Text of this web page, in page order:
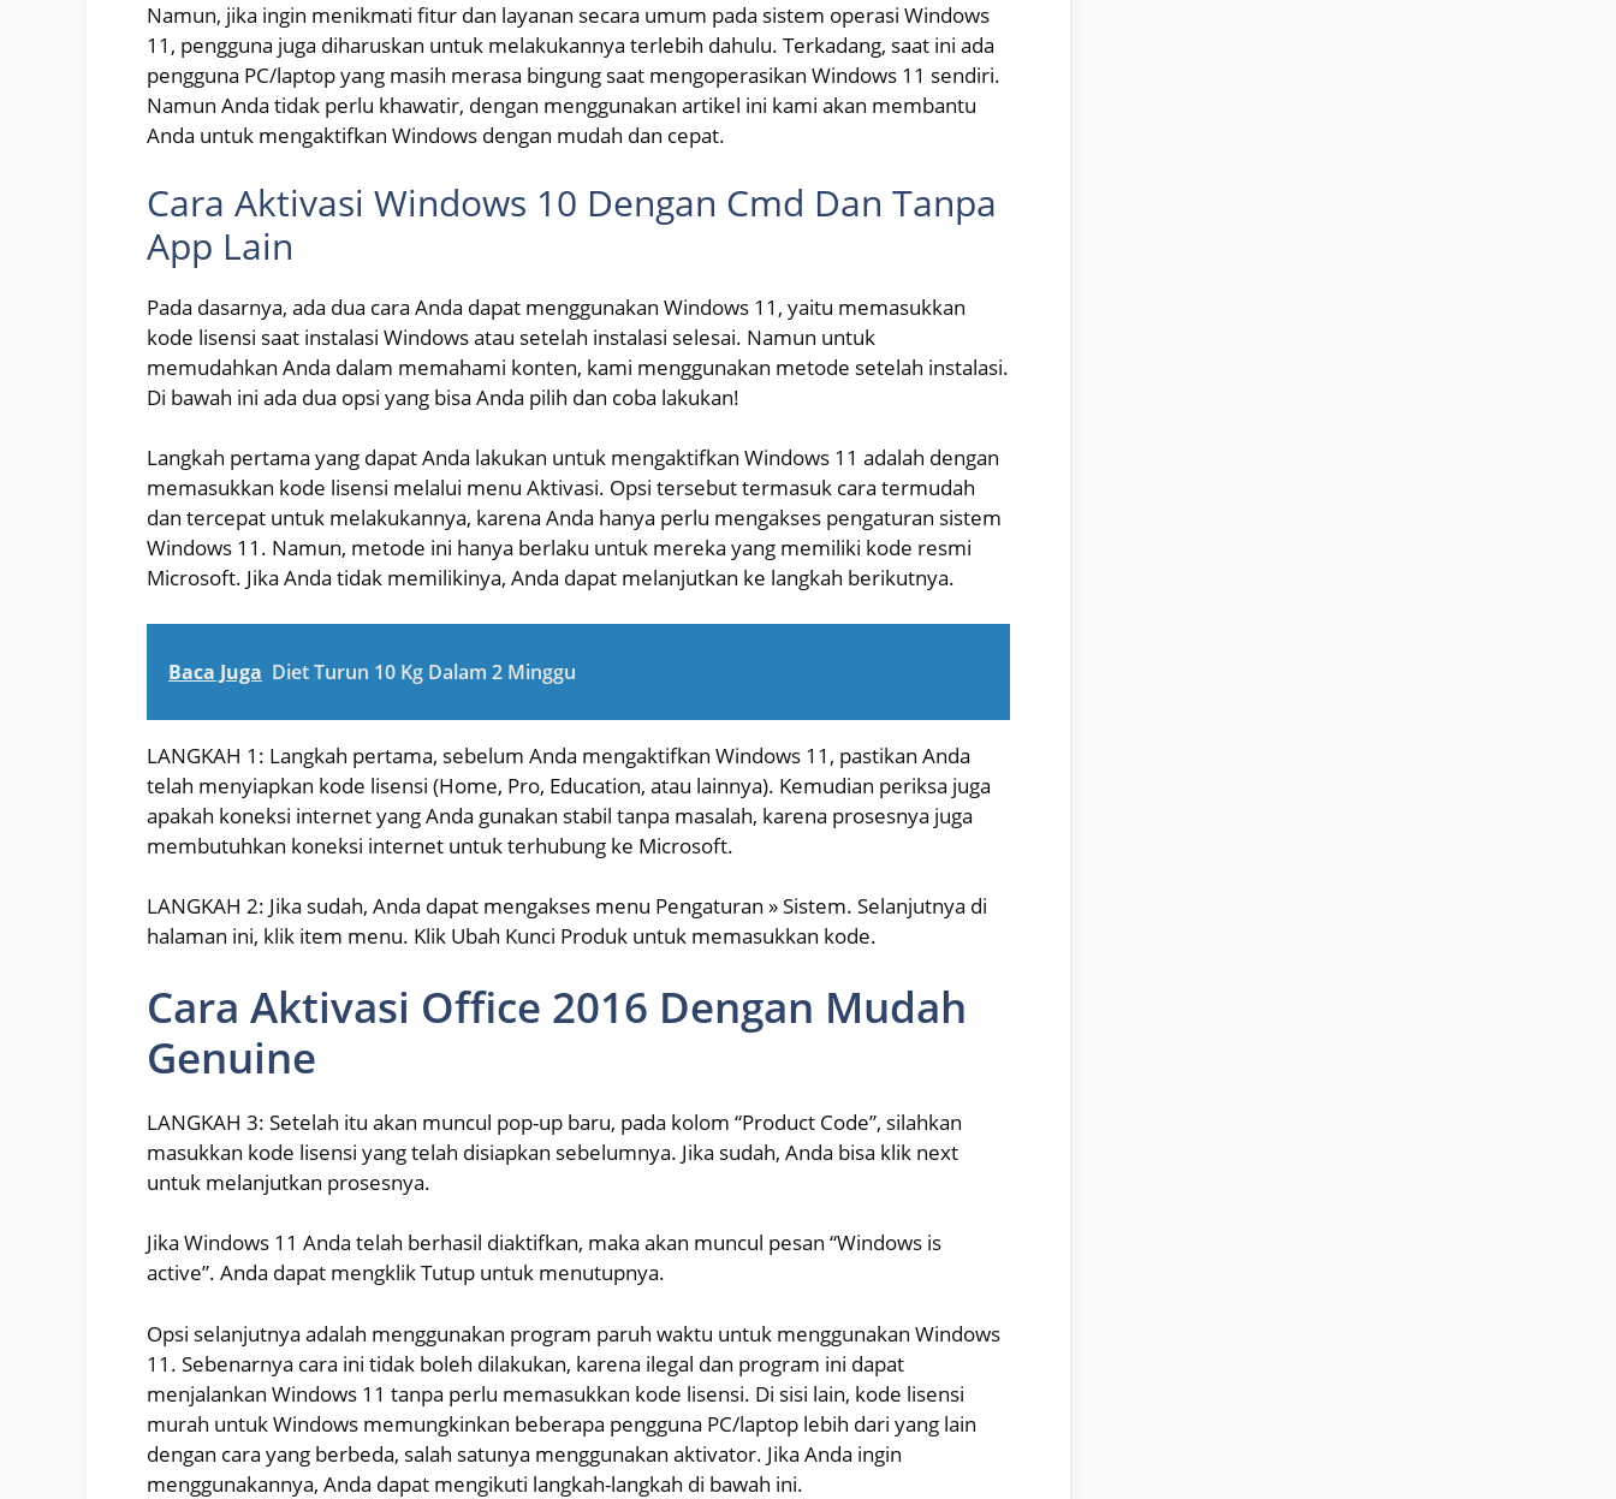
Namun, jika ingin menikmati fitur dan layanan secara umum pada sistem operasi Windows
11, pengguna juga diharuskan untuk melakukannya terlebih dahulu. Terkadang, saat ini ada
pengguna PC/laptop yang masih merasa bingung saat mengoperasikan Windows 11 sendiri.
Namun Anda tidak perlu khawatir, dengan menggunakan artikel ini kami akan membantu
Anda untuk mengaktifkan Windows dengan mudah dan cepat.
Cara Aktivasi Windows 10 Dengan Cmd Dan Tanpa
App Lain
Pada dasarnya, ada dua cara Anda dapat menggunakan Windows 11, yaitu memasukkan
kode lisensi saat instalasi Windows atau setelah instalasi selesai. Namun untuk
memudahkan Anda dalam memahami konten, kami menggunakan metode setelah instalasi.
Di bawah ini ada dua opsi yang bisa Anda pilih dan coba lakukan!
Langkah pertama yang dapat Anda lakukan untuk mengaktifkan Windows 11 adalah dengan
memasukkan kode lisensi melalui menu Aktivasi. Opsi tersebut termasuk cara termudah
dan tercepat untuk melakukannya, karena Anda hanya perlu mengakses pengaturan sistem
Windows 11. Namun, metode ini hanya berlaku untuk mereka yang memiliki kode resmi
Microsoft. Jika Anda tidak memilikinya, Anda dapat melanjutkan ke langkah berikutnya.
Baca Juga Diet Turun 10 Kg Dalam 2 Minggu
LANGKAH 1: Langkah pertama, sebelum Anda mengaktifkan Windows 11, pastikan Anda
telah menyiapkan kode lisensi (Home, Pro, Education, atau lainnya). Kemudian periksa juga
apakah koneksi internet yang Anda gunakan stabil tanpa masalah, karena prosesnya juga
membutuhkan koneksi internet untuk terhubung ke Microsoft.
LANGKAH 2: Jika sudah, Anda dapat mengakses menu Pengaturan » Sistem. Selanjutnya di
halaman ini, klik item menu. Klik Ubah Kunci Produk untuk memasukkan kode.
Cara Aktivasi Office 2016 Dengan Mudah
Genuine
LANGKAH 3: Setelah itu akan muncul pop-up baru, pada kolom “Product Code”, silahkan
masukkan kode lisensi yang telah disiapkan sebelumnya. Jika sudah, Anda bisa klik next
untuk melanjutkan prosesnya.
Jika Windows 11 Anda telah berhasil diaktifkan, maka akan muncul pesan “Windows is
active”. Anda dapat mengklik Tutup untuk menutupnya.
Opsi selanjutnya adalah menggunakan program paruh waktu untuk menggunakan Windows
11. Sebenarnya cara ini tidak boleh dilakukan, karena ilegal dan program ini dapat
menjalankan Windows 11 tanpa perlu memasukkan kode lisensi. Di sisi lain, kode lisensi
murah untuk Windows memungkinkan beberapa pengguna PC/laptop lebih dari yang lain
dengan cara yang berbeda, salah satunya menggunakan aktivator. Jika Anda ingin
menggunakannya, Anda dapat mengikuti langkah-langkah di bawah ini.